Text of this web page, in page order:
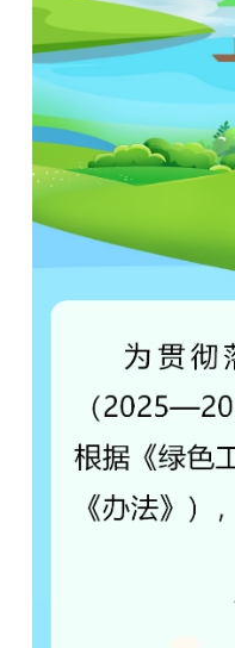
技术厅 广东省财政厅 国家税务
年生态文明建设示范区（生
和信息化厅关于组织推荐2026
于组织开展2026年度工业节
化部办公厅关于组织开展2026
展2026年重点用水企业、园区